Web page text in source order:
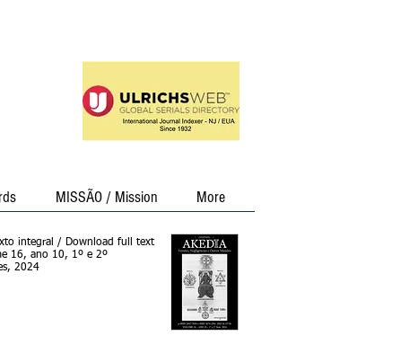
MISSÃO / Mission More
integral / Download full text
16, ano 10, 1º e 2º
2024